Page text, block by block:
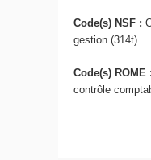
Code(s) NSF :
gestion (314t)
Code(s)
contrôle